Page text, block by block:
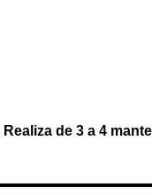
Realiza de 3 a 4